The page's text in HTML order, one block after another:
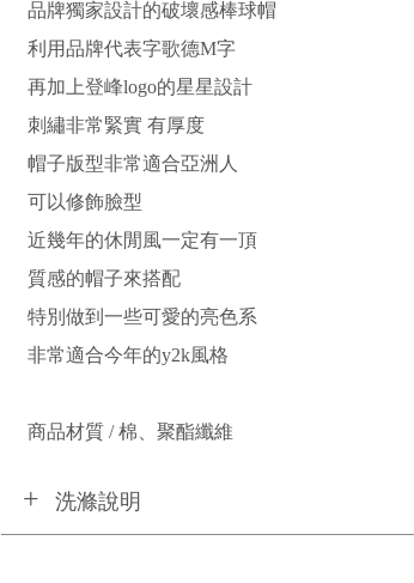
品牌獨家設計的破壞感棒球帽
利用品牌代表字歌德M字
再加上登峰logo的星星設計
刺繡非常緊實 有厚度
帽子版型非常適合亞洲人
可以修飾臉型
近幾年的休閒風一定有一頂
質感的帽子來搭配
特別做到一些可愛的亮色系
非常適合今年的y2k風格
商品材質 / 棉、聚酯纖維
洗滌說明